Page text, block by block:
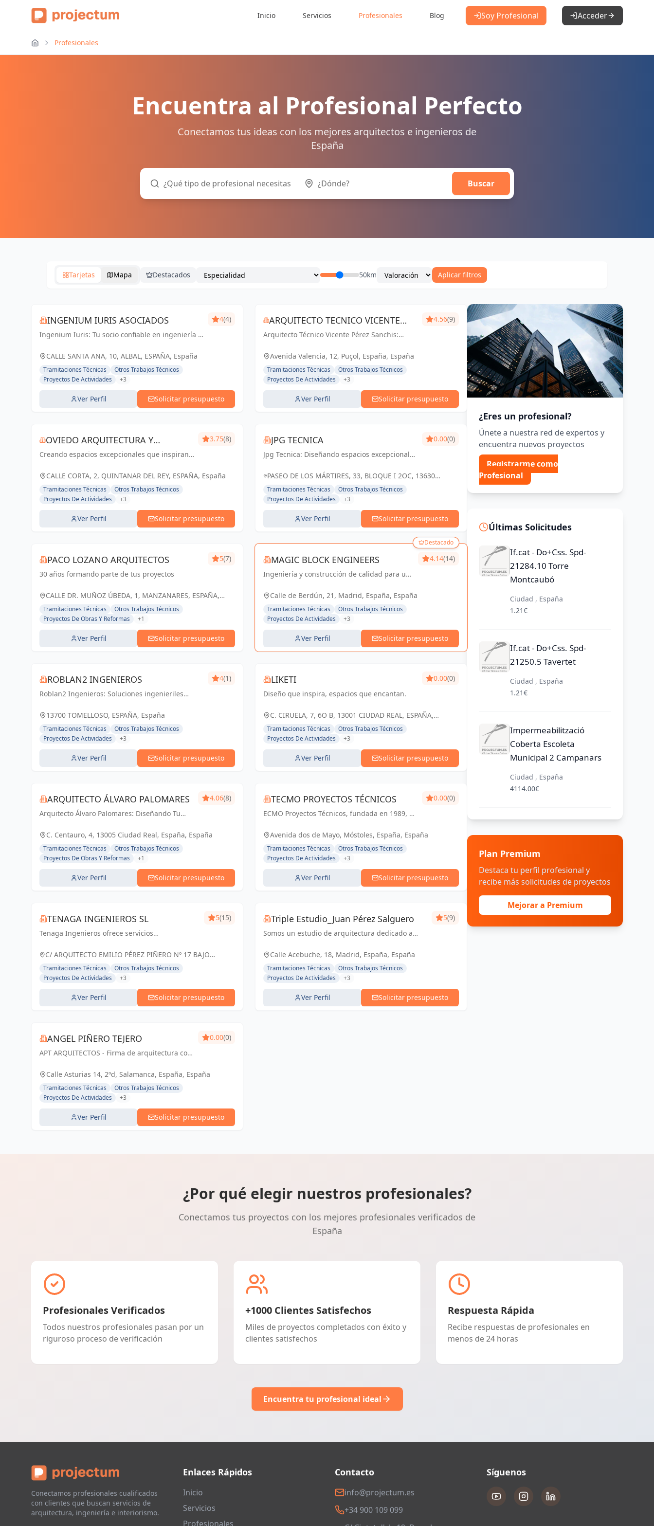
Inicio Servicios Profesionales Blog Soy Profesional Acceder
Profesionales
Encuentra al Profesional Perfecto
Conectamos tus ideas con los mejores arquitectos e ingenieros de
España
Buscar
Tarjetas Mapa Destacados 50km Aplicar filtros
INGENIUM IURIS ASOCIADOS
Ingenium Iuris: Tu socio confiable en ingeniería y
profesionales para proyectos exitosos.
4(4)
CALLE SANTA ANA, 10, ALBAL, ESPAÑA, España
Tramitaciones Técnicas
Otros Trabajos Técnicos
Proyectos De Actividades
+3
Ver Perfil Solicitar presupuesto
ARQUITECTO TECNICO VICENTE
PÉREZ SANCHIS
Arquitecto Técnico Vicente Pérez Sanchis:
ideas en realidad.
4.56(9)
Avenida Valencia, 12, Puçol, España, España
Tramitaciones Técnicas
Otros Trabajos Técnicos
Proyectos De Actividades
+3
Ver Perfil Solicitar presupuesto
OVIEDO ARQUITECTURA Y
CONSTRUCCIÓN
Creando espacios excepcionales que inspiran,
nuestra pasión.
3.75(8)
CALLE CORTA, 2, QUINTANAR DEL REY, ESPAÑA, España
Tramitaciones Técnicas
Otros Trabajos Técnicos
Proyectos De Actividades
+3
Ver Perfil Solicitar presupuesto
JPG TECNICA
Jpg Tecnica: Diseñando espacios excepcionales
arquitectura cobra vida
0.00(0)
PASEO DE LOS MÁRTIRES, 33, BLOQUE I 2OC, 13630
SOCUÉLLAMOS, CIUDAD REAL, ESPAÑA, España
Tramitaciones Técnicas
Otros Trabajos Técnicos
Proyectos De Actividades
+3
Ver Perfil Solicitar presupuesto
PACO LOZANO ARQUITECTOS
30 años formando parte de tus proyectos
5(7)
CALLE DR. MUÑOZ ÚBEDA, 1, MANZANARES, ESPAÑA,
España
Tramitaciones Técnicas
Otros Trabajos Técnicos
Proyectos De Obras Y Reformas
+1
Ver Perfil Solicitar presupuesto
Destacado
MAGIC BLOCK ENGINEERS
Ingeniería y construcción de calidad para un
Nueva.
4.14(14)
Calle de Berdún, 21, Madrid, España, España
Tramitaciones Técnicas
Otros Trabajos Técnicos
Proyectos De Actividades
+3
Ver Perfil Solicitar presupuesto
ROBLAN2 INGENIEROS
Roblan2 Ingenieros: Soluciones ingenieriles
Tomelloso.
4(1)
13700 TOMELLOSO, ESPAÑA, España
Tramitaciones Técnicas
Otros Trabajos Técnicos
Proyectos De Actividades
+3
Ver Perfil Solicitar presupuesto
LIKETI
Diseño que inspira, espacios que encantan.
0.00(0)
C. CIRUELA, 7, 6O B, 13001 CIUDAD REAL, ESPAÑA,
España
Tramitaciones Técnicas
Otros Trabajos Técnicos
Proyectos De Actividades
+3
Ver Perfil Solicitar presupuesto
ARQUITECTO ÁLVARO PALOMARES
Arquitecto Álvaro Palomares: Diseñando Tu
4.06(8)
C. Centauro, 4, 13005 Ciudad Real, España, España
Tramitaciones Técnicas
Otros Trabajos Técnicos
Proyectos De Obras Y Reformas
+1
Ver Perfil Solicitar presupuesto
TECMO PROYECTOS TÉCNICOS
ECMO Proyectos Técnicos, fundada en 1989, es
experiencia en la elaboración y tramitación de
proyectos de ingeniería, tanto industriales,...
0.00(0)
Avenida dos de Mayo, Móstoles, España, España
Tramitaciones Técnicas
Otros Trabajos Técnicos
Proyectos De Actividades
+3
Ver Perfil Solicitar presupuesto
TENAGA INGENIEROS SL
Tenaga Ingenieros ofrece servicios
mejorar la eficiencia energética y reducir costos
5(15)
C/ ARQUITECTO EMILIO PÉREZ PIÑERO Nº 17 BAJO
MURCIA, España
Tramitaciones Técnicas
Otros Trabajos Técnicos
Proyectos De Actividades
+3
Ver Perfil Solicitar presupuesto
Triple Estudio_Juan Pérez Salguero
Somos un estudio de arquitectura dedicado a
equipo propia para reformas integrales
5(9)
Calle Acebuche, 18, Madrid, España, España
Tramitaciones Técnicas
Otros Trabajos Técnicos
Proyectos De Actividades
+3
Ver Perfil Solicitar presupuesto
ANGEL PIÑERO TEJERO
APT ARQUITECTOS - Firma de arquitectura con
0.00(0)
Calle Asturias 14, 2ºd, Salamanca, España, España
Tramitaciones Técnicas
Otros Trabajos Técnicos
Proyectos De Actividades
+3
Ver Perfil Solicitar presupuesto
¿Eres un profesional?
Únete a nuestra red de expertos y
encuentra nuevos proyectos
Registrarme como
Profesional
Últimas Solicitudes
If.cat - Do+Css. Spd-
21284.10 Torre
Montcaubó
Ciudad , España
1.21€
If.cat - Do+Css. Spd-
21250.5 Tavertet
Ciudad , España
1.21€
Impermeabilització
Coberta Escoleta
Municipal 2 Campanars
Ciudad , España
4114.00€
Plan Premium
Destaca tu perfil profesional y
recibe más solicitudes de proyectos
Mejorar a Premium
¿Por qué elegir nuestros profesionales?
Conectamos tus proyectos con los mejores profesionales verificados de
España
Profesionales Verificados
Todos nuestros profesionales pasan por un
riguroso proceso de verificación
+1000 Clientes Satisfechos
Miles de proyectos completados con éxito y
clientes satisfechos
Respuesta Rápida
Recibe respuestas de profesionales en
menos de 24 horas
Encuentra tu profesional ideal
Conectamos profesionales cualificados
con clientes que buscan servicios de
arquitectura, ingeniería e interiorismo.
Enlaces Rápidos
Inicio
Servicios
Profesionales
Contacto
info@projectum.es
+34 900 109 099
Síguenos